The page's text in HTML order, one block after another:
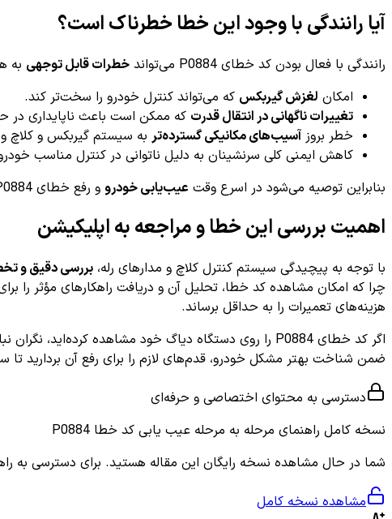
آیا رانندگی با وجود این خطا خطرناک است؟
رانندگی با فعال بودن کد خطای P0884 می‌تواند خطرات قابل توجهی به
امکان لغزش گیربکس که می‌تواند کنترل خودرو را سخت‌تر کند.
تغییرات ناگهانی در انتقال قدرت که ممکن است باعث ناپایداری در
خطر بروز آسیب‌های مکانیکی گسترده‌تر به سیستم گیربکس و کلاچ و
کاهش ایمنی کلی سرنشینان به دلیل ناتوانی در کنترل مناسب
بنابراین توصیه می‌شود در اسرع وقت عیب‌یابی خودرو و رفع خطای P0884 انجام شود و از رانندگی طولانی مدت با این خطا پرهیز گردد.
اهمیت بررسی این خطا و مراجعه به اپلیکیشن
با توجه به پیچیدگی سیستم کنترل کلاچ و مدارهای رله، بررسی دقیق و
چرا که امکان مشاهده کد خطا، تحلیل آن و دریافت راهکارهای مؤثر را
هزینه‌های تعمیرات را به حداقل برساند.
ضمن شناخت بهتر مشکل خودرو، قدم‌های لازم را برای رفع آن بردارید
دسترسی به محتوای اختصاصی و حرفه‌ای
نسخه کامل راهنمای مرحله به مرحله عیب یابی کد خطا P0884
شما در حال مشاهده نسخه رایگان این مقاله هستید. برای دسترسی به
مشاهده نسخه کامل